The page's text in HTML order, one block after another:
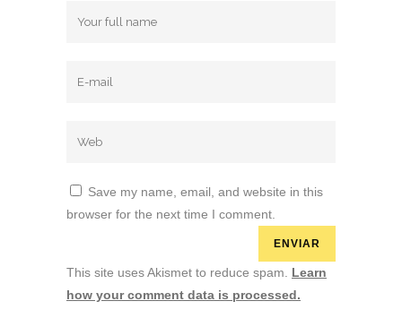
Save my name, email, and website in this
browser for the next time I comment.
This site uses Akismet to reduce spam. Learn
how your comment data is processed.